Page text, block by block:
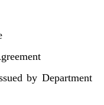
by Department